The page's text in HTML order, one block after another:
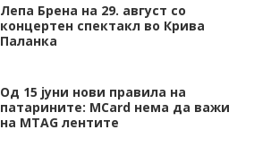
Лепа Брена на 29. август со
концертен спектакл во Крива
Паланка
Од 15 јуни нови правила на
патарините: MCard нема да важи
на MTAG лентите